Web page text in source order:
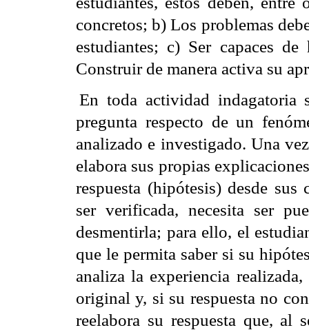
concretos; b) Los problemas
estudiantes; c) Ser capaces
Construir de manera activa su
En toda actividad indagatoria
pregunta respecto de un
analizado e investigado. Una
elabora sus propias
respuesta (hipótesis) desde
ser verificada, necesita ser
desmentirla; para ello, el
que le permita saber si su
analiza la experiencia
original y, si su respuesta no
reelabora su respuesta que,